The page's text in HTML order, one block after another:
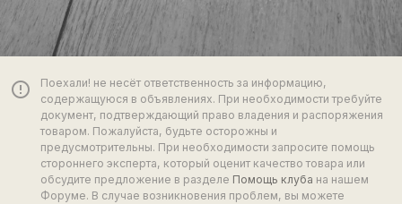
error_outline
Поехали! не несёт ответственность за информацию,
содержащуюся в объявлениях. При необходимости требуйте
документ, подтверждающий право владения и распоряжения
товаром. Пожалуйста, будьте осторожны и
предусмотрительны. При необходимости запросите помощь
стороннего эксперта, который оценит качество товара или
обсудите предложение в разделе Помощь клуба на нашем
Форуме. В случае возникновения проблем, вы можете